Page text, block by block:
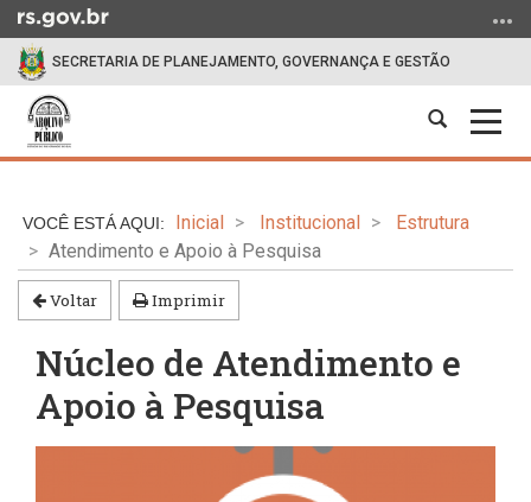
para
conteúdo
para
menu
para
busca
SECRETARIA DE PLANEJAMENTO, GOVERNANÇA E GESTÃO
Abrir
conteúdo
Inicial Institucional
Estrutura
Atendimento e Apoio à Pesquisa
Voltar Imprimir
Núcleo de Atendimento e
Apoio à Pesquisa